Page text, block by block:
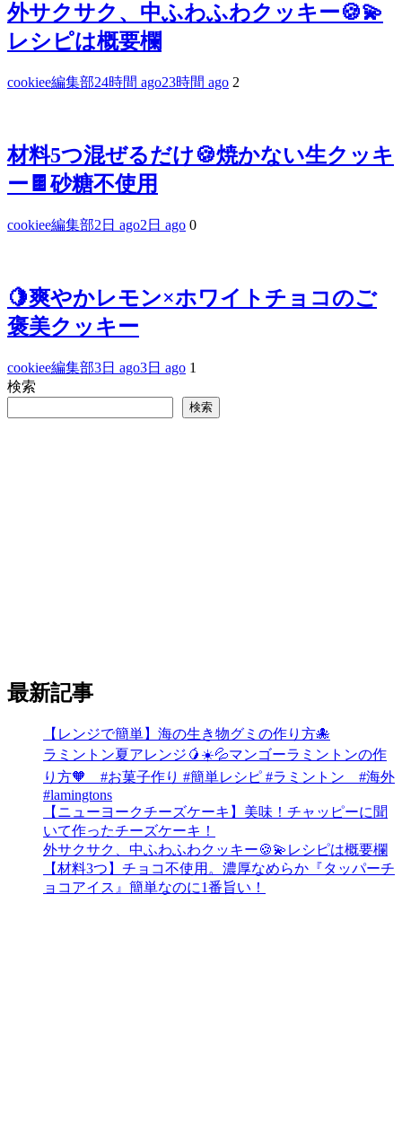
外サクサク、中ふわふわクッキー🍪💫
レシピは概要欄
cookiee編集部24時間 ago23時間 ago 2
材料5つ混ぜるだけ🍪焼かない生クッキ
ー🍫砂糖不使用
cookiee編集部2日 ago2日 ago 0
🍋爽やかレモン×ホワイトチョコのご
褒美クッキー
cookiee編集部3日 ago3日 ago 1
検索
検索
最新記事
【レンジで簡単】海の生き物グミの作り方🐙
ラミントン夏アレンジ🥭☀️💦マンゴーラミントンの作
り方🧡 #お菓子作り #簡単レシピ #ラミントン #海外
#lamingtons
【ニューヨークチーズケーキ】美味！チャッピーに聞
いて作ったチーズケーキ！
外サクサク、中ふわふわクッキー🍪💫レシピは概要欄
【材料3つ】チョコ不使用。濃厚なめらか『タッパーチ
ョコアイス』簡単なのに1番旨い！